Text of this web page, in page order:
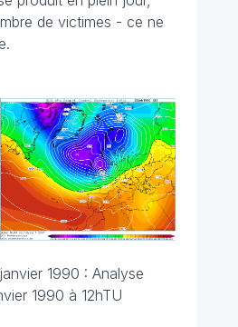
de victimes - ce ne
1990 : Analyse
1990 à 12hTU